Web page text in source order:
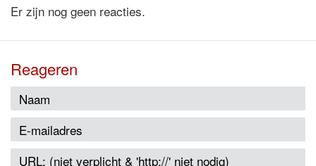
Er zijn nog geen reacties.
Reageren